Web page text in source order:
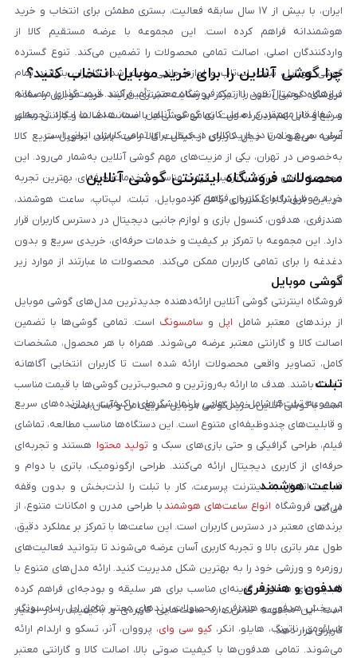
ایران، با بیش از ۱۷ سال سابقه فعالیت، بستری مطمئن برای انتخاب و خرید
هوشمندانه فراهم کرده است. این مجموعه با عرضه مستقیم کالا از
واردکنندگان اصلی، اصالت تمامی محصولات را تضمین می‌کند. تنوع گسترده
گوشی موبایل، تبلت، لپ‌تاپ و لوازم جانبی باعث شده کاربران بتوانند تمام
نیازهای دیجیتال خود را از یک فروشگاه معتبر تأمین کنند. قیمت‌گذاری منصفانه
و شفاف از مهم‌ترین اصول کاری گوشی آنلاین است. هدف ما ایجاد تجربه‌ای
آسان، سریع و امن در خرید کالای دیجیتال برای تمامی کاربران ایرانی است.
چرا گوشی آنلاین را برای خرید موبایل انتخاب کنید؟
فروشگاه گوشی آنلاین با تمرکز بر رضایت مشتری، فرآیند خرید موبایل را ساده،
سریع و قابل اعتماد کرده است. تمامی گوشی‌ها با ضمانت اصالت و گارانتی معتبر
عرضه می‌شوند تا خیال کاربران از کیفیت کالا راحت باشد. تحویل سریع کالا
به‌خصوص در تهران، یکی از مزیت‌های مهم گوشی آنلاین به‌شمار می‌رود. این
مجموعه تلاش می‌کند با ترکیب قیمت مناسب و خدمات حرفه‌ای، بهترین تجربه
خرید موبایل را برای کاربران فراهم کند.
محصولات فروشگاه اینترنتی گوشی آنلاین
در این فروشگاه گستره‌ای کامل از موبایل، تبلت، لپ‌تاپ، ساعت هوشمند،
هندزفری، هدفون، کنسول بازی و لوازم جانبی دیجیتال در دسترس کاربران قرار
دارد. این مجموعه با تمرکز بر کیفیت و خدمات حرفه‌ای، خریدی سریع و بدون
دغدغه را برای تمامی کاربران ممکن می‌کند. محصولات ما عبارتند از موارد زیر
است:
گوشی موبایل
فروشگاه اینترنتی گوشی آنلاین ارائه‌دهنده جدیدترین مدل‌های گوشی موبایل
از برندهای معتبر شامل اپل و سامسونگ است. تمامی گوشی‌ها با تضمین
اصالت کالا و گارانتی معتبر عرضه می‌شوند. همراه با هر محصول، مشخصات
کامل، تصاویر واقعی محصولات ارائه شده است تا کاربران انتخابی آگاهانه
داشته باشند. هدف ما ارائه به‌روزترین و محبوب‌ترین گوشی‌ها با قیمت مناسب
است. با گوشی آنلاین، خرید گوشی موبایل سریع، امن و آسان است.
تبلت
مجموعه تبلت‌ها شامل مدل‌هایی با نمایشگرهای باکیفیت، پردازنده‌های سریع
و قابلیت‌های چندوظیفه‌ای متنوع است. این دستگاه‌ها مناسب مطالعه، تماشای
فیلم، طراحی گرافیکی و حتی بازی‌های سبک و تولید محتوا هستند و تجربه‌ای
حرفه‌ای از کاربری دیجیتال ارائه می‌کنند. طراحی ارگونومیک، باتری با دوام و
قابلیت اتصال به اینترنت پرسرعت، کار با تبلت را لذت‌بخش و بدون وقفه
می‌کند.
ساعت هوشمند
در این فروشگاه انواع ساعت‌های هوشمند با طراحی مدرن و امکانات متنوع، از
برندهای معتبر در دسترس کاربران است. این ساعت‌ها با تمرکز بر عملکرد دقیق،
طول عمر باتری بالا و تجربه کاربری آسان عرضه می‌شوند تا بتوانید فعالیت‌های
روزمره و ورزشی خود را به بهترین شکل مدیریت کنید. ارائه مدل‌های متنوع با
قابلیت‌های متفاوت، گزینه‌ای مناسب برای هر سلیقه و بودجه‌ای فراهم کرده
است. این مجموعه تلاش دارد ساعت‌هایی کاربردی و باکیفیت را در اختیار
کاربران قرار دهد.
هدفون و هندزفری
در بخش هدفون و هندزفری، محصولات برندهای معتبر شامل اپل، سامسونگ،
شیائومی، ناتینگ، هایلو، انکر، کیو سی وای، پرووان، آنر، تسکو و ارلدام ارائه
می‌شوند. تمامی هدفون‌ها با کیفیت صوتی بالا، اصالت کالا و گارانتی معتبر